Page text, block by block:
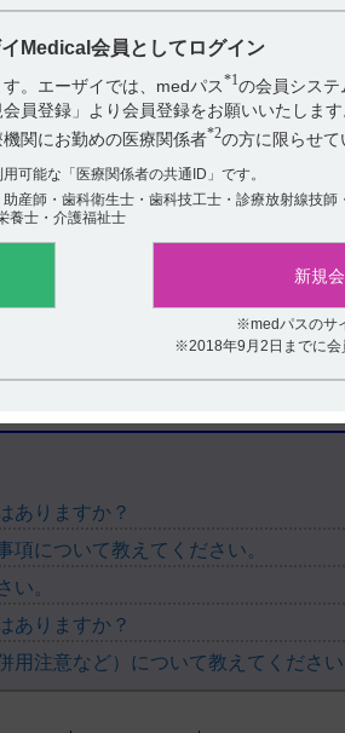
Medical会員としてログイン
。エーザイでは、medパス*1 の会員システ
員登録」より会員登録をお願いいたします
関にお勤めの医療関係者*2の方に限らせて
可能な「医療関係者の共通ID」です。
産師・歯科衛生士・歯科技工士・診療放射線技師
養士・介護福祉士
新規
※medパスのサ
※2018年9月2日までに会
ありますか？
について教えてください。
い。
ありますか？
注意など）について教えてください